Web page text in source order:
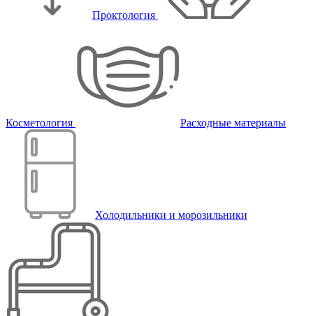
Проктология
Косметология Расходные материалы
Холодильники и морозильники